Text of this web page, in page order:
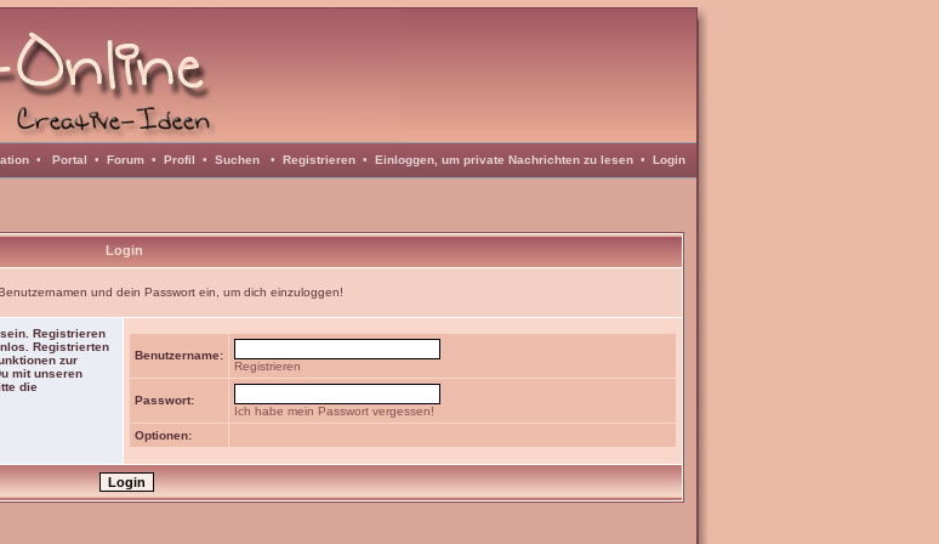
• Portal • Forum • Profil • Suchen • Registrieren • Einloggen, um private Nachrichten zu lesen • Login
Login
und dein Passwort ein, um dich einzuloggen!
Registrieren
Registrierten
zur
mit unseren
die
Benutzername:
Registrieren
Passwort:
Ich habe mein Passwort vergessen!
Optionen: